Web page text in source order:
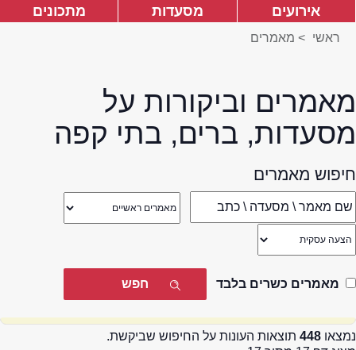
אירועים מסעדות מתכונים
ראשי > מאמרים
מאמרים וביקורות על
מסעדות, ברים, בתי קפה
חיפוש מאמרים
מאמרים כשרים בלבד
נמצאו 448 תוצאות העונות על החיפוש שביקשת.